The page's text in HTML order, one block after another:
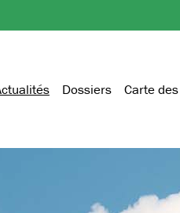
Dossiers Carte